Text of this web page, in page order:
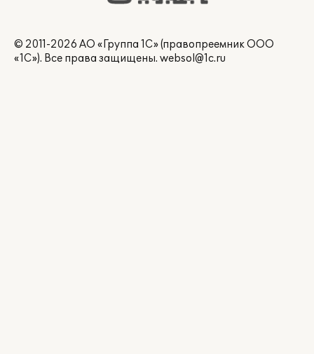
© 2011-2026 АО «Группа 1С» (правопреемник ООО
«1С»). Все права защищены. websol@1c.ru